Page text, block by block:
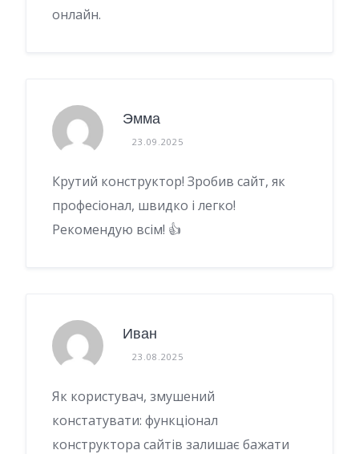
онлайн.
Эмма
23.09.2025
Крутий конструктор! Зробив сайт, як
професіонал, швидко і легко!
Рекомендую всім! 👍
Иван
23.08.2025
Як користувач, змушений
констатувати: функціонал
конструктора сайтів залишає бажати